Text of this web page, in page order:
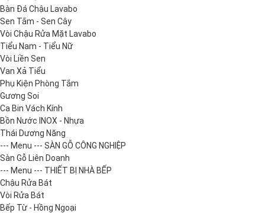
Bàn Đá Chậu Lavabo
Sen Tắm - Sen Cây
Vòi Chậu Rửa Mặt Lavabo
Tiểu Nam - Tiểu Nữ
Vòi Liền Sen
Van Xả Tiểu
Phụ Kiện Phòng Tắm
Gương Soi
Ca Bin Vách Kính
Bồn Nước INOX - Nhựa
Thái Dương Năng
--- Menu --- SÀN GỖ CÔNG NGHIỆP
Sàn Gỗ Liên Doanh
--- Menu --- THIẾT BỊ NHÀ BẾP
Chậu Rửa Bát
Vòi Rửa Bát
Bếp Từ - Hồng Ngoại